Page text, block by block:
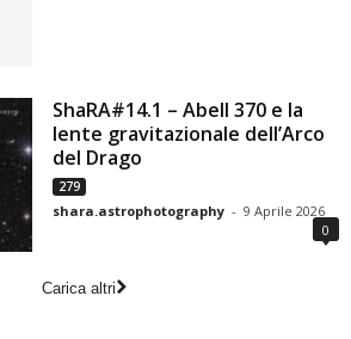
ShaRA#14.1 – Abell 370 e la
lente gravitazionale dell’Arco
del Drago
279
shara.astrophotography - 9 Aprile 2026
0
Carica altri